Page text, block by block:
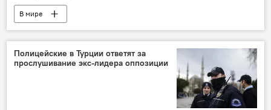
В мире
Полицейские в Турции ответят за
прослушивание экс-лидера оппозиции